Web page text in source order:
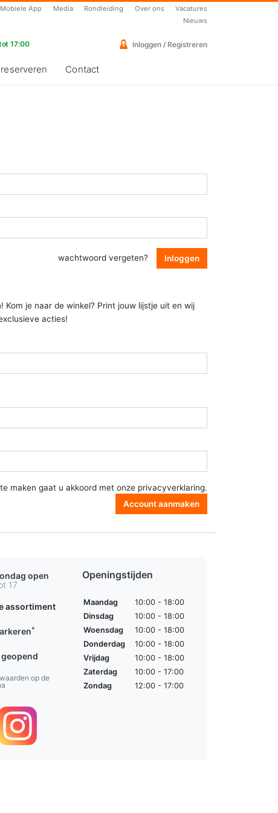
Mobiele App Media Rondleiding Over ons
Vacatures
Nieuws
17:00 Inloggen / Registreren
Contact
wachtwoord vergeten? Inloggen
je naar de winkel? Print jouw lijstje uit en wij
acties!
maken gaat u akkoord met onze privacyverklaring.
Account aanmaken
open
17
assortiment
*
op de
Openingstijden
Maandag
10:00 - 18:00
Dinsdag
10:00 - 18:00
Woensdag
10:00 - 18:00
Donderdag
10:00 - 18:00
Vrijdag
10:00 - 18:00
Zaterdag
10:00 - 17:00
Zondag
12:00 - 17:00